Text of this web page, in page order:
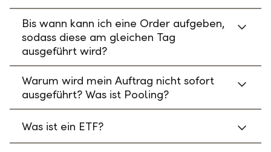
Bis wann kann ich eine Order aufgeben,
sodass diese am gleichen Tag
ausgeführt wird?
Warum wird mein Auftrag nicht sofort
ausgeführt? Was ist Pooling?
Was ist ein ETF?